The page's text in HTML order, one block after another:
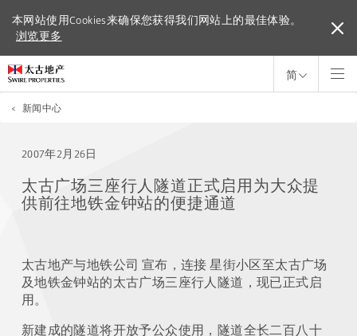
本网站使用Cookies来确保您获得我们网站上的最佳体验。
浏览更多
本网站使用Cookies来确保您获得我们网站上的最佳体验。
浏览更多
简
< 新闻中心
2007年2月26日
太古广场三座行人隧道正式启用为大众提
供前往地铁金钟站的便捷通道
太古地产与地铁公司 宣布，连接 星街小区至太古广场
及地铁金钟站的太古广场三座行人隧道，现已正式启
用。
新建成的隧道将开放予公众使用，隧道全长二百八十